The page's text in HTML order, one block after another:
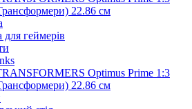
для геймерів